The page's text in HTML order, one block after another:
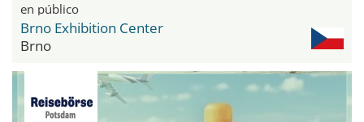
en público
Brno Exhibition Center
Brno